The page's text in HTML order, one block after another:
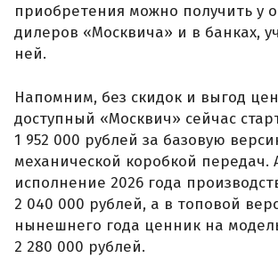
приобретения можно получить у
дилеров «Москвича» и в банках,
ней.
Напомним, без скидок и выгод
доступный «Москвич» сейчас
1 952 000 рублей за базовую
механической коробкой передач.
исполнение 2026 года
2 040 000 рублей, а в топовой
нынешнего года ценник на
2 280 000 рублей.